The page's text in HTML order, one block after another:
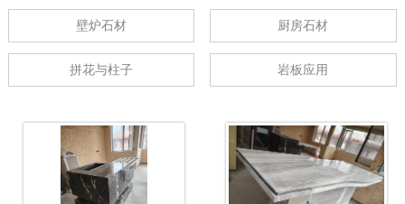
壁炉石材 厨房石材
拼花与柱子 岩板应用